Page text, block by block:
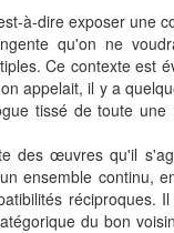
à-dire exposer une
qu'on ne
Ce contexte est
appelait, il y a
tissé de toute une
des œuvres qu'il
ensemble continu,
réciproques.
du bon